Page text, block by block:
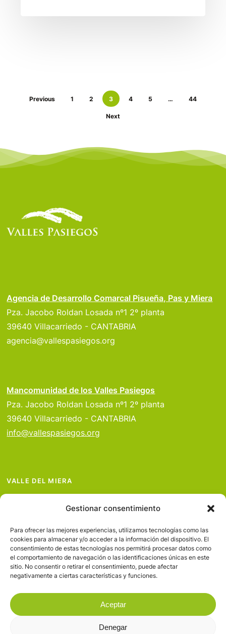
Gestionar consentimiento
Para ofrecer las mejores experiencias, utilizamos tecnologías como las
cookies para almacenar y/o acceder a la información del dispositivo. El
consentimiento de estas tecnologías nos permitirá procesar datos como
el comportamiento de navegación o las identificaciones únicas en este
sitio. No consentir o retirar el consentimiento, puede afectar
negativamente a ciertas características y funciones.
Aceptar
Denegar
Previous 1 2 3 4 5 … 44
Next
Agencia de Desarrollo Comarcal Pisueña, Pas y Miera
Pza. Jacobo Roldan Losada nº1 2º planta
39640 Villacarriedo - CANTABRIA
agencia@vallespasiegos.org
Mancomunidad de los Valles Pasiegos
Pza. Jacobo Roldan Losada nº1 2º planta
39640 Villacarriedo - CANTABRIA
info@vallespasiegos.org
VALLE DEL MIERA
VALLE DEL PAS
VALLE DEL PISUEÑA
PROYECTOS
SERVICIOS
AVISO LEGAL